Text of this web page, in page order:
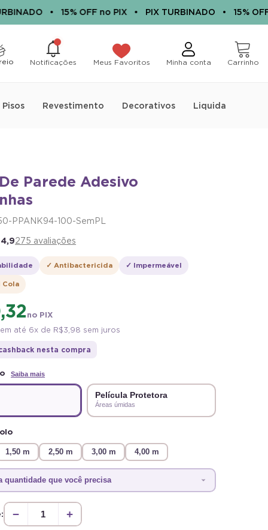
• 15% OFF no PIX • PIX TURBINADO • 15% OFF
Notificações Meus Favoritos Minha conta Carrinho
00
itens
Pisos Revestimento Decorativos Liquida
Parede Adesivo
PPANK94-100-SemPL
4,9275 avaliações
✓ Antibactericida ✓ Impermeável
Cola
no PIX
em até 6x de R$ 3,98 sem juros
nesta compra
Saiba mais
Película Protetora
Áreas úmidas
1,50 m 2,50 m 3,00 m 4,00 m
quantidade que você precisa
− +
Papel de Parede Adesivo
Descrição